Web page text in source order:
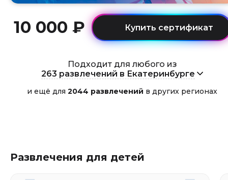
10 000 ₽
Подходит для любого из
263 развлечений в Екатеринбурге
и ещё для 2044 развлечений в других регионах
Развлечения для детей